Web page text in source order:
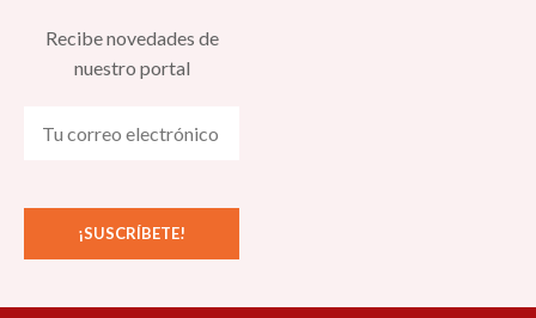
Recibe novedades de
nuestro portal